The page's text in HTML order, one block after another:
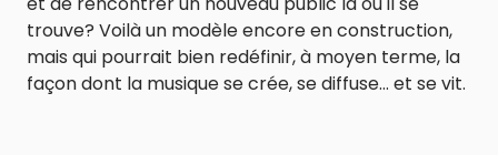
trouve? Voilà un modèle encore en construction,
mais qui pourrait bien redéfinir, à moyen terme, la
façon dont la musique se crée, se diffuse… et se vit.